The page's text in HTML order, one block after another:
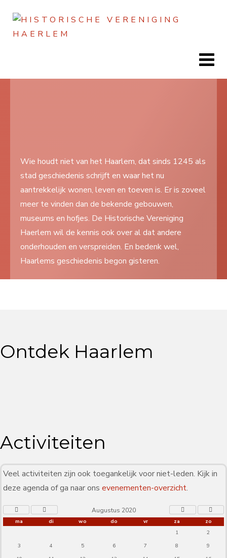
Lezen
Over ons
Search
Wie houdt niet van het Haarlem, dat sinds 1245 als
stad geschiedenis schrijft en waar het nu
aantrekkelijk wonen, leven en toeven is. Er is zoveel
meer te vinden dan de bekende gebouwen,
museums en hofjes. De Historische Vereniging
Haerlem wil de kennis ook over al dat andere
onderhouden en verspreiden. En bedenk wel,
Haarlems geschiedenis begon gisteren.
Ontdek Haarlem
Activiteiten
Veel activiteiten zijn ook toegankelijk voor niet-leden. Kijk in
deze agenda of ga naar ons evenementen-overzicht.
Augustus 2020
ma di wo do vr za
zo
1
2
3
4 5 6 7 8
9